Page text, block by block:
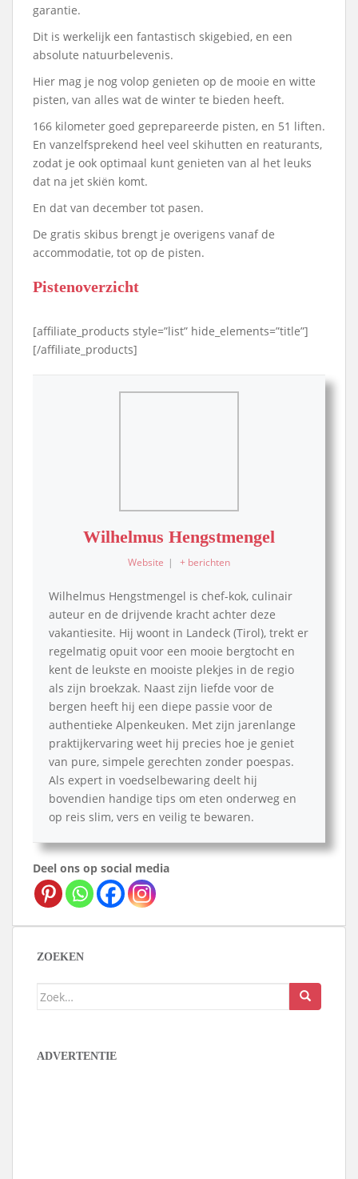
garantie.
Dit is werkelijk een fantastisch skigebied, en een
absolute natuurbelevenis.
Hier mag je nog volop genieten op de mooie en witte
pisten, van alles wat de winter te bieden heeft.
166 kilometer goed geprepareerde pisten, en 51 liften.
En vanzelfsprekend heel veel skihutten en reaturants,
zodat je ook optimaal kunt genieten van al het leuks
dat na jet skiën komt.
En dat van december tot pasen.
De gratis skibus brengt je overigens vanaf de
accommodatie, tot op de pisten.
Pistenoverzicht
[affiliate_products style=”list” hide_elements=”title”]
[/affiliate_products]
Wilhelmus Hengstmengel
Website | + berichten
Wilhelmus Hengstmengel is chef-kok, culinair
auteur en de drijvende kracht achter deze
vakantiesite. Hij woont in Landeck (Tirol), trekt er
regelmatig opuit voor een mooie bergtocht en
kent de leukste en mooiste plekjes in de regio
als zijn broekzak. Naast zijn liefde voor de
bergen heeft hij een diepe passie voor de
authentieke Alpenkeuken. Met zijn jarenlange
praktijkervaring weet hij precies hoe je geniet
van pure, simpele gerechten zonder poespas.
Als expert in voedselbewaring deelt hij
bovendien handige tips om eten onderweg en
op reis slim, vers en veilig te bewaren.
Deel ons op social media
ZOEKEN
Zoek
ADVERTENTIE